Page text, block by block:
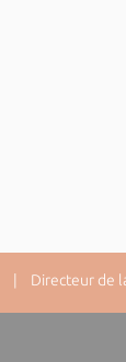
| Directeur de la